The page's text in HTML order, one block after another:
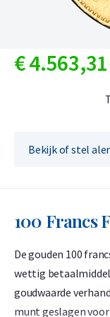
€4.563,31
Bekijk of stel
100 Francs
De gouden 100
wettig
goudwaarde
munt geslagen